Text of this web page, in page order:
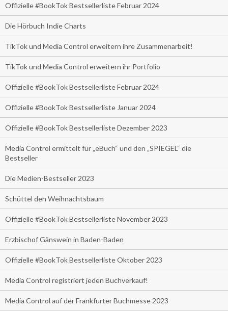
Offizielle #BookTok Bestsellerliste Februar 2024
Die Hörbuch Indie Charts
TikTok und Media Control erweitern ihre Zusammenarbeit!
TikTok und Media Control erweitern ihr Portfolio
Offizielle #BookTok Bestsellerliste Februar 2024
Offizielle #BookTok Bestsellerliste Januar 2024
Offizielle #BookTok Bestsellerliste Dezember 2023
Media Control ermittelt für „eBuch“ und den „SPIEGEL“ die
Bestseller
Die Medien-Bestseller 2023
Schüttel den Weihnachtsbaum
Offizielle #BookTok Bestsellerliste November 2023
Erzbischof Gänswein in Baden-Baden
Offizielle #BookTok Bestsellerliste Oktober 2023
Media Control registriert jeden Buchverkauf!
Media Control auf der Frankfurter Buchmesse 2023